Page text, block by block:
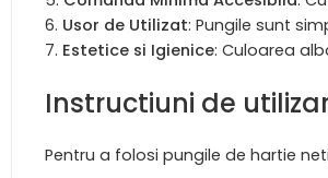
Usor de Utilizat: Pungile sunt
Estetice si Igienice: Culoarea
Instructiuni de
Pentru a folosi pungile de hartie